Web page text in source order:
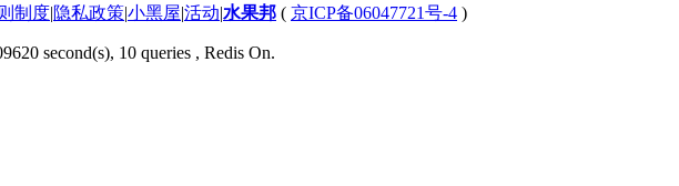
制度|隐私政策|小黑屋|活动|水果邦 ( 京ICP备06047721号-4 )
second(s), 10 queries , Redis On.